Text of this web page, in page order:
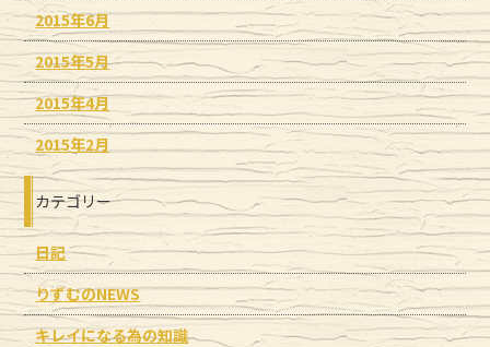
2015年6月
2015年5月
2015年4月
2015年2月
カテゴリー
日記
りずむのNEWS
キレイになる為の知識